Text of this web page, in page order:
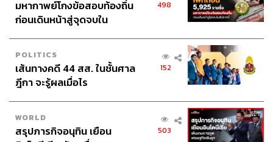
Sound Designer & Engineer
กฤตพล จียะเกียรติ
Coordinator & Admin
Art Directorอนงค์นาฏ วิวัฒนานนท์
Proofreader
พรนภัส ชำนาญค้า
Webmaster จินตนา ประชุมพันธ์
มหากาพย์โกงข้อสอบท้องถิ่น
ก่อนเดินหน้าสู่จุดจบใน
498
POLITICS
เส้นทางคดี 44 สส. ในชั้นศาล
ฎีกา จะรู้ผลเมื่อไร
152
WORLD
สรุปภารกิจอนุทิน เยือน
503